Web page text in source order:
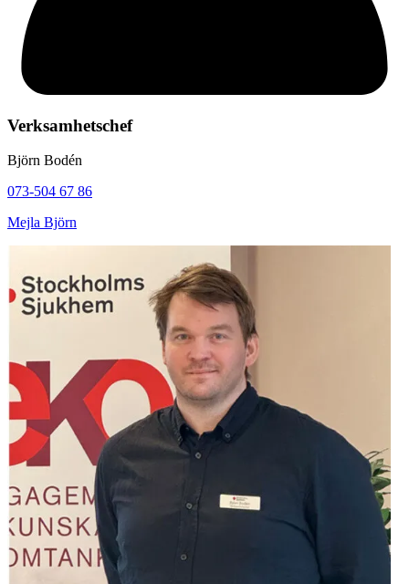
Verksamhetschef
Björn Bodén
073-504 67 86
Mejla Björn